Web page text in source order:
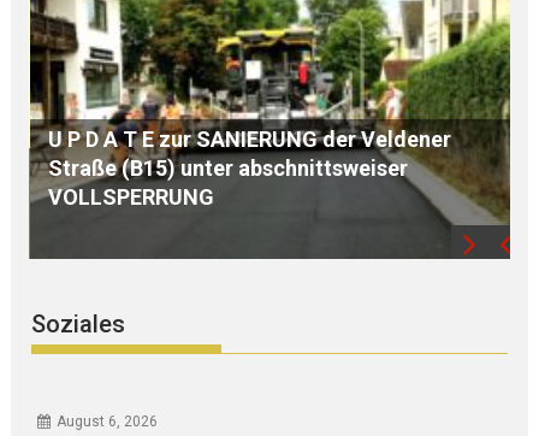
S E G N U N G des WEGKREUZES am
Birkenberg
Soziales
August 6, 2026